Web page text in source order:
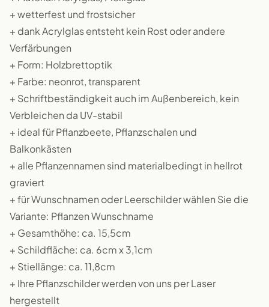
+ wetterfest und frostsicher
+ dank Acrylglas entsteht kein Rost oder andere
Verfärbungen
+ Form: Holzbrettoptik
+ Farbe: neonrot, transparent
+ Schriftbeständigkeit auch im Außenbereich, kein
Verbleichen da UV-stabil
+ ideal für Pflanzbeete, Pflanzschalen und
Balkonkästen
+ alle Pflanzennamen sind materialbedingt in hellrot
graviert
+ für Wunschnamen oder Leerschilder wählen Sie die
Variante: Pflanzen Wunschname
+ Gesamthöhe: ca. 15,5cm
+ Schildfläche: ca. 6cm x 3,1cm
+ Stiellänge: ca. 11,8cm
+ Ihre Pflanzschilder werden von uns per Laser
hergestellt